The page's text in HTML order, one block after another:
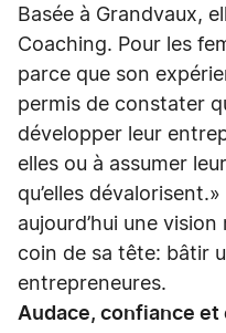
Basée à Grandvaux,
Coaching. Pour les
parce que son
permis de constater
développer leur
elles ou à assumer
qu’elles
aujourd’hui une
coin de sa tête: bâtir
entrepreneures.
Audace, confiance